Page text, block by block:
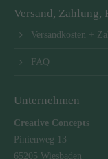
Versand, Zahlung,
Versandkosten +
FAQ
Unternehmen
Creative Concepts
Pinienweg 13
65205 Wiesbaden